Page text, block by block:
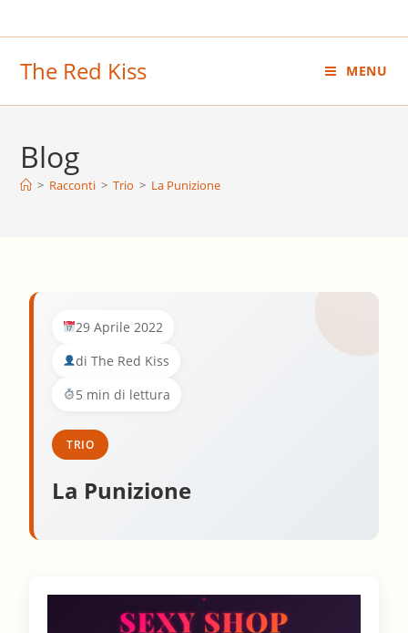
al
The Red Kiss MENU
Blog
> Racconti > Trio > La Punizione
29 Aprile 2022
di The Red Kiss
5 min di lettura
TRIO
La Punizione